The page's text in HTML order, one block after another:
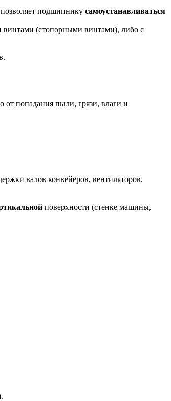
подшипнику самоустанавливаться
винтами (стопорными винтами), либо с
от попадания пыли, грязи, влаги и
валов конвейеров, вентиляторов,
поверхности (стенке машины,